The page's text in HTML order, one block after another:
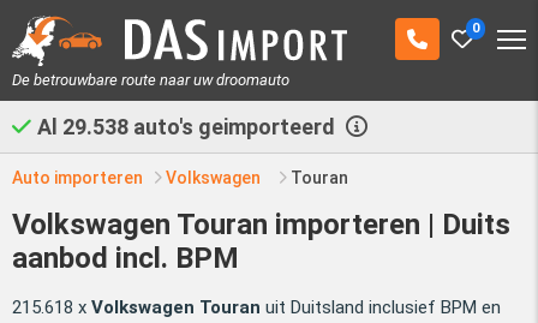
0
De betrouwbare route naar uw droomauto
Al 29.538 auto's geimporteerd
Auto importeren Volkswagen Touran
Volkswagen Touran importeren | Duits
aanbod incl. BPM
215.618 x Volkswagen Touran uit Duitsland inclusief BPM en